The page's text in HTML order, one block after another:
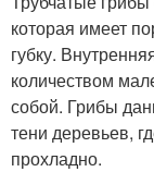
которая имеет
губку.
количеством
собой. Грибы
тени деревьев,
прохладно.